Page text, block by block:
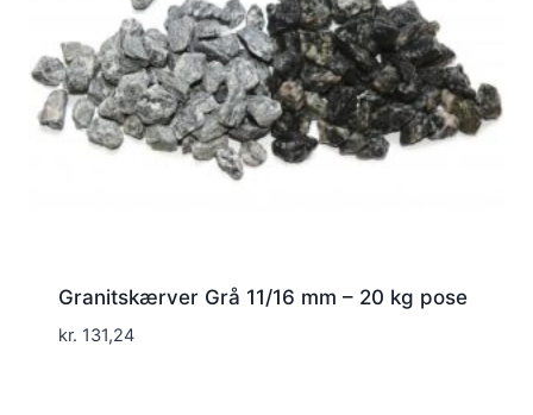
Granitskærver Grå 11/16 mm – 20 kg pose
kr. 131,24